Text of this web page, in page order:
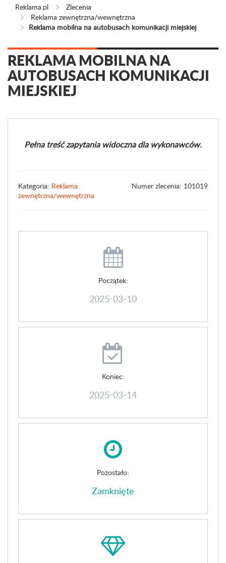
Reklama.pl
Zlecenia
Reklama zewnętrzna/wewnętrzna
Reklama mobilna na autobusach komunikacji miejskiej
REKLAMA MOBILNA NA
AUTOBUSACH KOMUNIKACJI
MIEJSKIEJ
Pełna treść zapytania widoczna dla wykonawców.
Kategoria: Reklama
zewnętrzna/wewnętrzna
Numer zlecenia: 101019
Początek:
2025-03-10
Koniec:
2025-03-14
Pozostało:
Zamknięte